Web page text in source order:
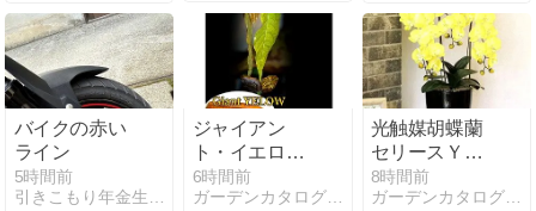
バイクの赤い
ライン
5時間前
引きこもり年金生活 面白いコト探しの日常
ジャイアン
ト・イエロー
のカカオ苗で
熱帯果樹を楽
6時間前
ガーデンカタログ.com
光触媒胡蝶蘭
セリースＹで
彩る快適空間
8時間前
ガーデンカタログ.com